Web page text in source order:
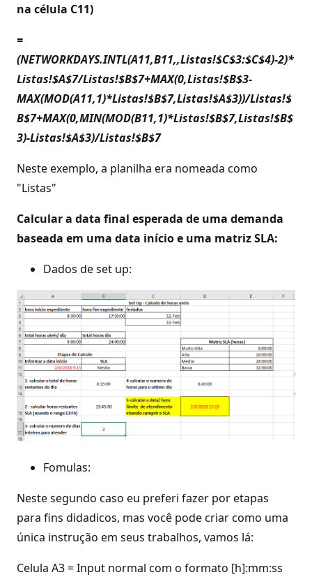
na célula C11)
=
(NETWORKDAYS.INTL(A11,B11,,Listas!$C$3:$C$4)-2)*
Listas!$A$7/Listas!$B$7+MAX(0,Listas!$B$3-
MAX(MOD(A11,1)*Listas!$B$7,Listas!$A$3))/Listas!$
B$7+MAX(0,MIN(MOD(B11,1)*Listas!$B$7,Listas!$B$
3)-Listas!$A$3)/Listas!$B$7
Neste exemplo, a planilha era nomeada como
"Listas"
Calcular a data final esperada de uma demanda
baseada em uma data início e uma matriz SLA:
Dados de set up:
Fomulas:
Neste segundo caso eu preferi fazer por etapas
para fins didadicos, mas você pode criar como uma
única instrução em seus trabalhos, vamos lá:
Celula A3 = Input normal com o formato [h]:mm:ss